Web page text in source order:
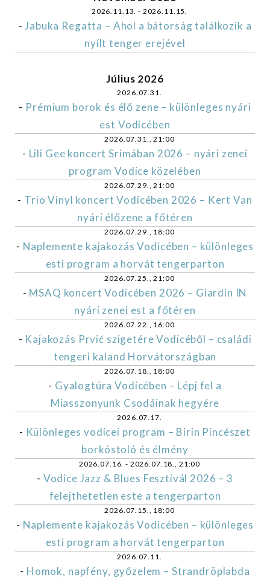
2026.11.13. - 2026.11.15.
- Jabuka Regatta – Ahol a bátorság találkozik a
nyílt tenger erejével
Július 2026
2026.07.31.
- Prémium borok és élő zene – különleges nyári
est Vodicében
2026.07.31., 21:00
- Lili Gee koncert Srimában 2026 – nyári zenei
program Vodice közelében
2026.07.29., 21:00
- Trio Vinyl koncert Vodicében 2026 – Kert Van
nyári élőzene a főtéren
2026.07.29., 18:00
- Naplemente kajakozás Vodicében – különleges
esti program a horvát tengerparton
2026.07.25., 21:00
- MSAQ koncert Vodicében 2026 – Giardin IN
nyári zenei est a főtéren
2026.07.22., 16:00
- Kajakozás Prvić szigetére Vodicéből – családi
tengeri kaland Horvátországban
2026.07.18., 18:00
- Gyalogtúra Vodicében – Lépj fel a
Miasszonyunk Csodáinak hegyére
2026.07.17.
- Különleges vodicei program – Birin Pincészet
borkóstoló és élmény
2026.07.16. - 2026.07.18., 21:00
- Vodice Jazz & Blues Fesztivál 2026 – 3
felejthetetlen este a tengerparton
2026.07.15., 18:00
- Naplemente kajakozás Vodicében – különleges
esti program a horvát tengerparton
2026.07.11.
- Homok, napfény, győzelem – Strandröplabda